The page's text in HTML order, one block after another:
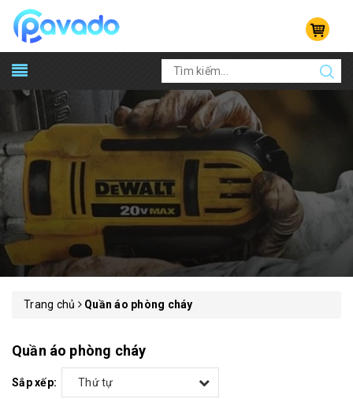
Trang chủ Quần áo phòng cháy
Quần áo phòng cháy
Sắp xếp: Thứ tự